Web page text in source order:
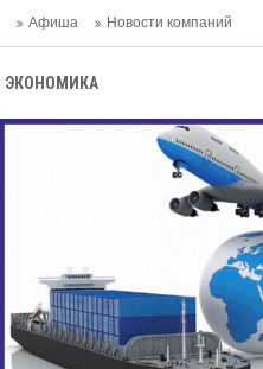
Афиша Новости компаний
ЭКОНОМИКА